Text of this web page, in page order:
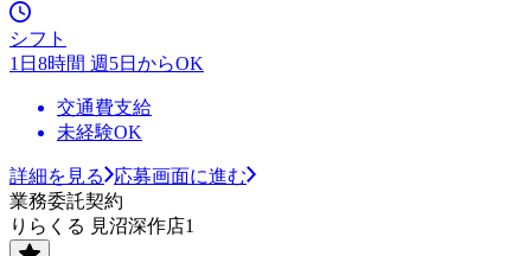
シフト
1日8時間 週5日からOK
交通費支給
未経験OK
詳細を見る
応募画面に進む
業務委託契約
りらくる 見沼深作店1